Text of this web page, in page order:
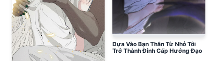
Dựa Vào Bạn Thân Từ Nhỏ Tôi
Trở Thành Đỉnh Cấp Hướng Đạo